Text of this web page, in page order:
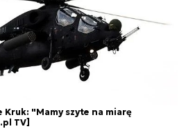
"Mamy szyte na miarę
TV]